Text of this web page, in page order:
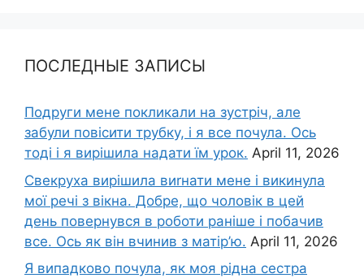
ПОСЛЕДНЫЕ ЗАПИСЫ
Подруги мене покликали на зустріч, але
забули повісити трубку, і я все почула. Ось
тоді і я вирішила надати їм урок. April 11, 2026
Свекруха вирішила виrнати мене і викинула
мої речі з вікна. Добре, що чоловік в цей
день повернувся в роботи раніше і побачив
все. Ось як він вчинив з матір’ю. April 11, 2026
Я випадково почула, як моя рідна сестра